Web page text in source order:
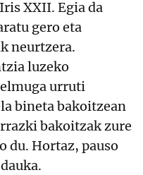
XXII. Egia da
gero eta
neurtzera.
luzeko
urruti
bineta bakoitzean
bakoitzak zure
du. Hortaz, pauso